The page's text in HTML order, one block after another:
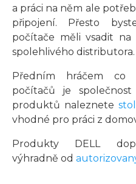
a práci na něm ale
připojení. Přesto
počítače měli vsadit
spolehlivého distributora.
Předním hráčem co
počítačů je
produktů naleznete
vhodné pro práci z
Produkty DELL
výhradně od